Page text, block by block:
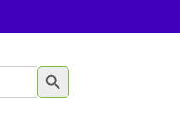
BOTÓN DE BÚSQUEDA